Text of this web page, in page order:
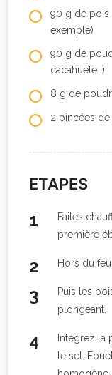
90 g de pois
exemple)
90 g de
cacahuète…)
8 g de
2 pincées de
ETAPES
Faites
première
Hors du
Puis les
plongeant.
Intégrez la
le sel.